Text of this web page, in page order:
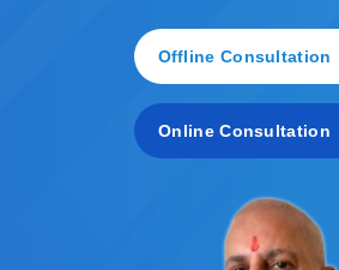
Offline Consultation
Online Consultation